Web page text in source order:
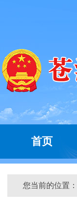
首页
您当前的位置：